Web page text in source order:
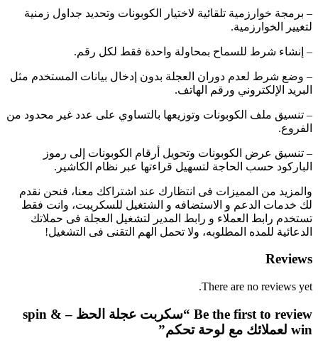
– برمجة خوارزمية تلقائية لاختيار الكوبونات وتحديد جداول زمنية
لتغيير الخوارزمية.
– إنشاء شرط للسماح بمحاولة واحدة فقط لكل رقم.
– وضع شرط لعدم دوران العجلة بدون إدخال بيانات المستخدم مثل
البريد الإلكتروني ورقم الهاتف.
– تنسيق ملف الكوبونات وتوزيعها بالتساوي على عدد غير محدود من
الفروع.
– تنسيق عرض الكوبونات وتحويل أرقام الكوبونات إلى رموز
الباركود حسب الحاجة لتسهيل قراءتها عبر نظام الكاشير.
والمزيد من المميزات فى انتظارك عند اشتراكك معنا، فنحن نقدم
لك خدمات الدعم و الاستضافه و الشتغيل للسكريبت، وانت فقط
تستخدم رابط العملاء و رابط المدير لتشغيل العجلة فى حملاتك
الدعائية للمده المطلوبه، ولا تحمل الهم التقنى فى التشغيل!
Reviews
There are no reviews yet.
Be the first to review “سكربت عجلة الحظ – spin &
win لعملائك مع لوحة تحكم”